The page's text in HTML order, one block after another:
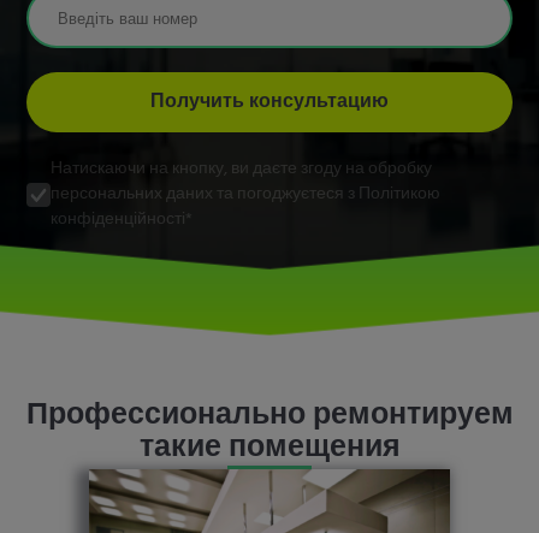
Получить консультацию
Натискаючи на кнопку, ви даєте згоду на обробку
персональних даних та погоджуєтеся з Політикою
конфіденційності*
Профессионально ремонтируем
такие помещения